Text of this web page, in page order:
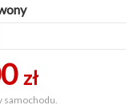
zł
samochodu.